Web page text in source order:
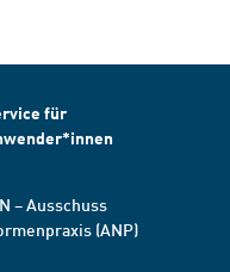
für
– Ausschuss
(ANP)